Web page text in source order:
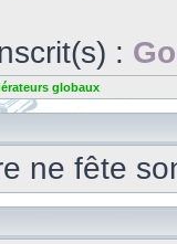
:
globaux
ne fête